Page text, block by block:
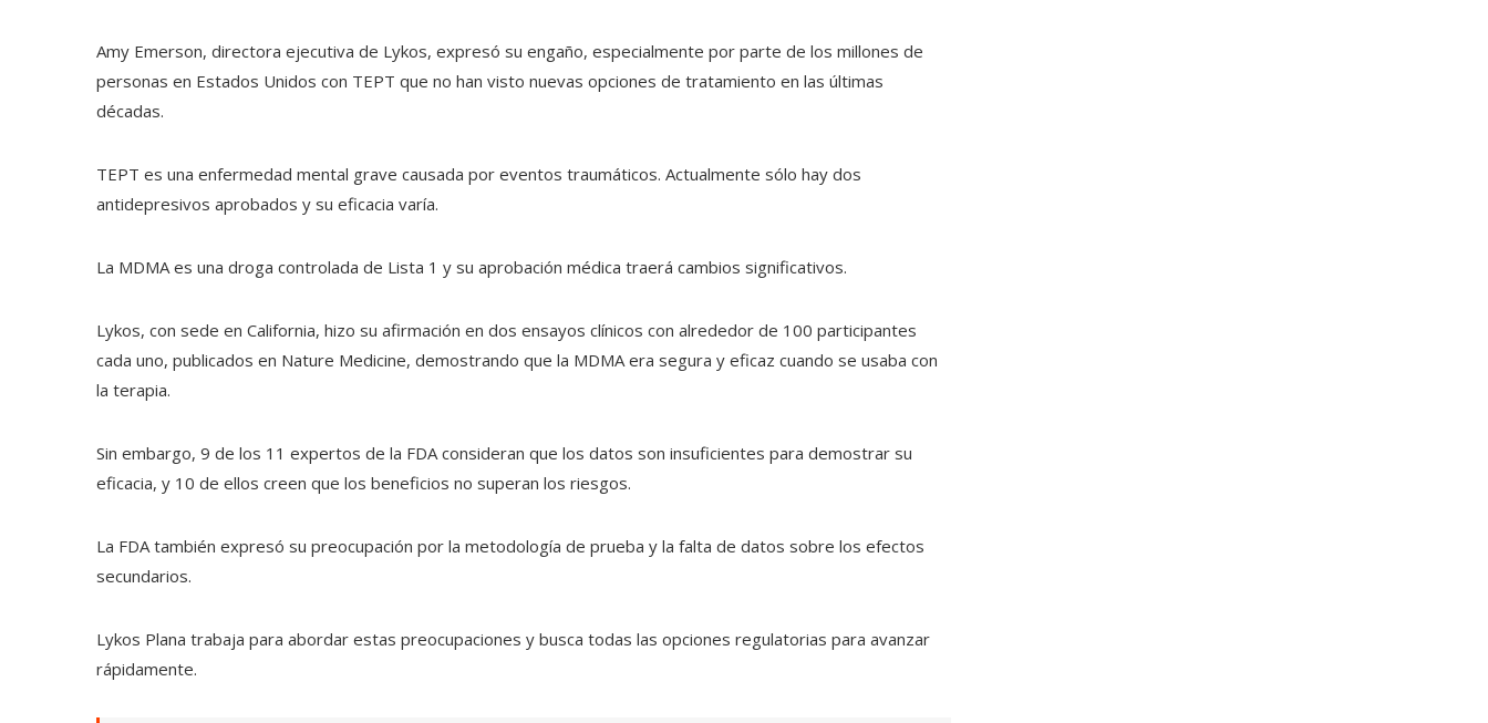
Amy Emerson, directora ejecutiva de Lykos, expresó su engaño, especialmente por parte de los millones de
personas en Estados Unidos con TEPT que no han visto nuevas opciones de tratamiento en las últimas
décadas.
TEPT es una enfermedad mental grave causada por eventos traumáticos. Actualmente sólo hay dos
antidepresivos aprobados y su eficacia varía.
La MDMA es una droga controlada de Lista 1 y su aprobación médica traerá cambios significativos.
Lykos, con sede en California, hizo su afirmación en dos ensayos clínicos con alrededor de 100 participantes
cada uno, publicados en Nature Medicine, demostrando que la MDMA era segura y eficaz cuando se usaba con
la terapia.
Sin embargo, 9 de los 11 expertos de la FDA consideran que los datos son insuficientes para demostrar su
eficacia, y 10 de ellos creen que los beneficios no superan los riesgos.
La FDA también expresó su preocupación por la metodología de prueba y la falta de datos sobre los efectos
secundarios.
Lykos Plana trabaja para abordar estas preocupaciones y busca todas las opciones regulatorias para avanzar
rápidamente.